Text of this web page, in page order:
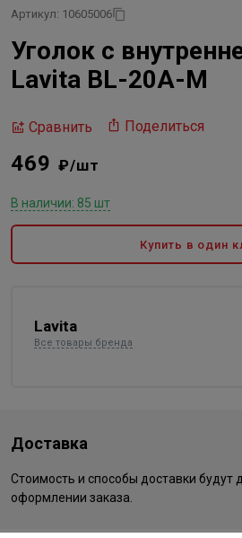
Артикул: 10605006
Уголок с
Lavita BL-20А-М
Сравнить Поделиться
469 ₽/шт
В наличии: 85 шт
Купить в один
Lavita
Все товары бренда
Доставка
Стоимость и способы доставки будут
оформлении заказа.